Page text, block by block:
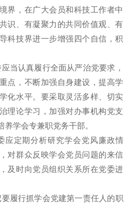
界，在广大会员和科技工作者中
识、有凝聚力的共同价值观、有
科技界进一步增强四个自信，积
当认真履行全面从严治党要求，
点，不断加强自身建设，提高学
化水平。要采取灵活多样、切实
理论学习，加强对办事机构党支
学会专兼职党务干部。
应定期分析研究学会党风廉政情
对群众反映学会党员问题的来信
及时向党员组织关系所在党委进
履行抓学会党建第一责任人的职